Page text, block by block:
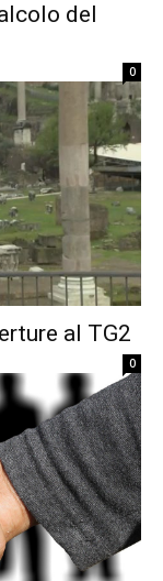
del
0
al TG2
0